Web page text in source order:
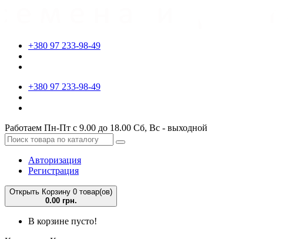
+380 97 233-98-49
+380 97 233-98-49
Работаем Пн-Пт с 9.00 до 18.00 Сб, Вс - выходной
Авторизация
Регистрация
Открыть Корзину 0 товар(ов)
0.00 грн.
В корзине пусто!